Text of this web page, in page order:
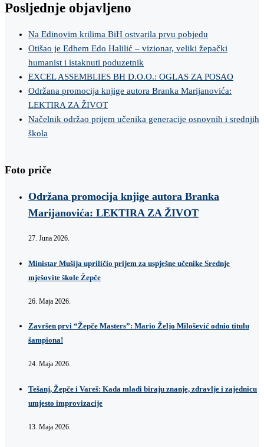
Posljednje objavljeno
Na Edinovim krilima BiH ostvarila prvu pobjedu
Otišao je Edhem Edo Halilić – vizionar, veliki žepački
humanist i istaknuti poduzetnik
EXCEL ASSEMBLIES BH D.O.O.: OGLAS ZA POSAO
Održana promocija knjige autora Branka Marijanovića:
LEKTIRA ZA ŽIVOT
Načelnik održao prijem učenika generacije osnovnih i srednjih
škola
Foto priče
Održana promocija knjige autora Branka
Marijanovića: LEKTIRA ZA ŽIVOT
27. Juna 2026.
Ministar Mušija upriličio prijem za uspješne učenike Srednje
mješovite škole Žepče
26. Maja 2026.
Završen prvi “Žepče Masters”: Mario Željo Milošević odnio titulu
šampiona!
24. Maja 2026.
Tešanj, Žepče i Vareš: Kada mladi biraju znanje, zdravlje i zajednicu
umjesto improvizacije
13. Maja 2026.